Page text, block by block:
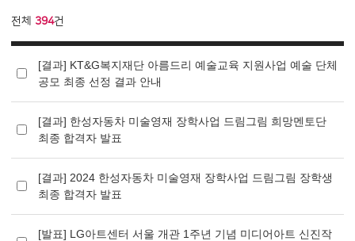
전체 394건
[결과] KT&G복지재단 아름드리 예술교육 지원사업 예술 단체
공모 최종 선정 결과 안내
[결과] 한성자동차 미술영재 장학사업 드림그림 희망멘토단
최종 합격자 발표
[결과] 2024 한성자동차 미술영재 장학사업 드림그림 장학생
최종 합격자 발표
[발표] LG아트센터 서울 개관 1주년 기념 미디어아트 신진작